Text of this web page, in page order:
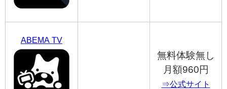
ABEMA TV
無料体験無し
月額960円
⇒公式サイト